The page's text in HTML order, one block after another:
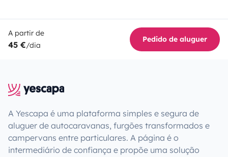
A partir de
45 €/dia
Pedido de aluguer
A Yescapa é uma plataforma simples e segura de
aluguer de autocaravanas, furgões transformados e
campervans entre particulares. A página é o
intermediário de confiança e propõe uma solução